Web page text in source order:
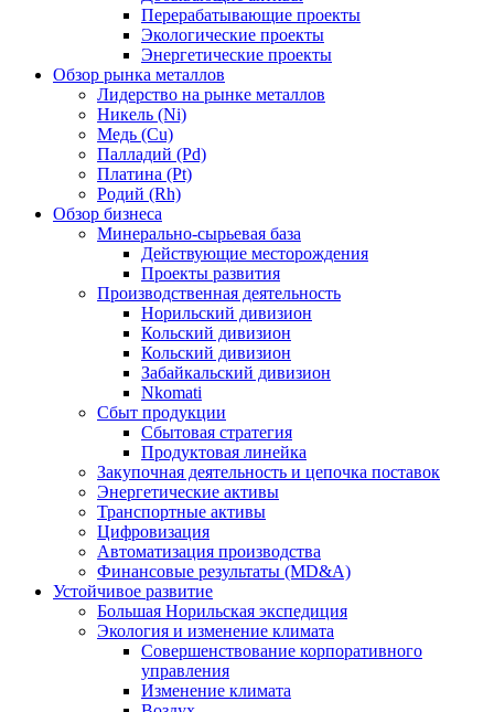
Перерабатывающие проекты
Экологические проекты
Энергетические проекты
Обзор рынка металлов
Лидерство на рынке металлов
Никель (Ni)
Медь (Cu)
Палладий (Pd)
Платина (Pt)
Родий (Rh)
Обзор бизнеса
Минерально-сырьевая база
Действующие месторождения
Проекты развития
Производственная деятельность
Норильский дивизион
Кольский дивизион
Кольский дивизион
Забайкальский дивизион
Nkomati
Сбыт продукции
Сбытовая стратегия
Продуктовая линейка
Закупочная деятельность и цепочка поставок
Энергетические активы
Транспортные активы
Цифровизация
Автоматизация производства
Финансовые результаты (MD&A)
Устойчивое развитие
Большая Норильская экспедиция
Экология и изменение климата
Совершенствование корпоративного
управления
Изменение климата